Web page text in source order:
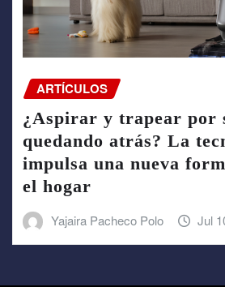
ARTÍCULOS
¿Aspirar y trapear por
quedando atrás? La
impulsa una nueva
el hogar
Yajaira Pacheco Polo Jul